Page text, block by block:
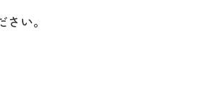
い。